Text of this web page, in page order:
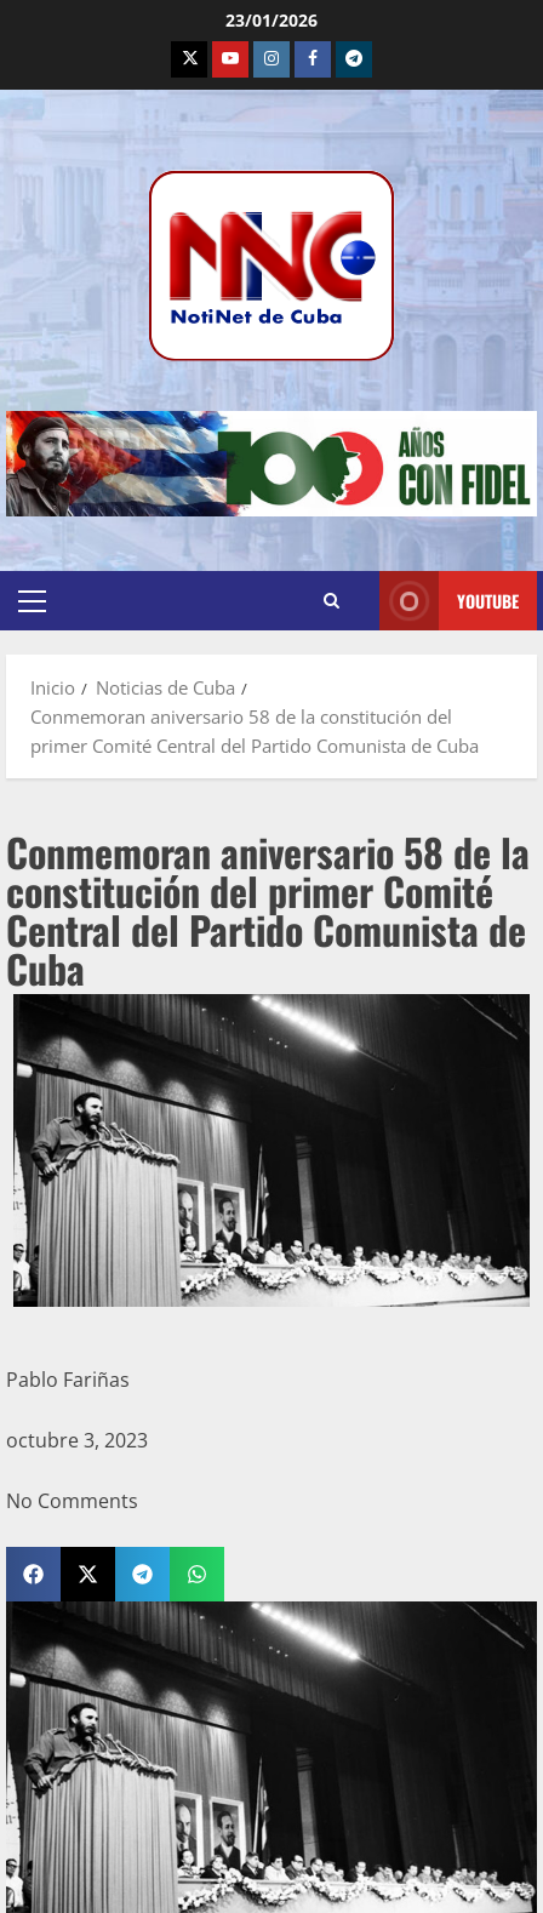
23/01/2026
YOUTUBE
Inicio
Noticias de Cuba
Conmemoran aniversario 58 de la constitución del
primer Comité Central del Partido Comunista de Cuba
Conmemoran aniversario 58 de la
constitución del primer Comité
Central del Partido Comunista de
Cuba
Pablo Fariñas
octubre 3, 2023
No Comments